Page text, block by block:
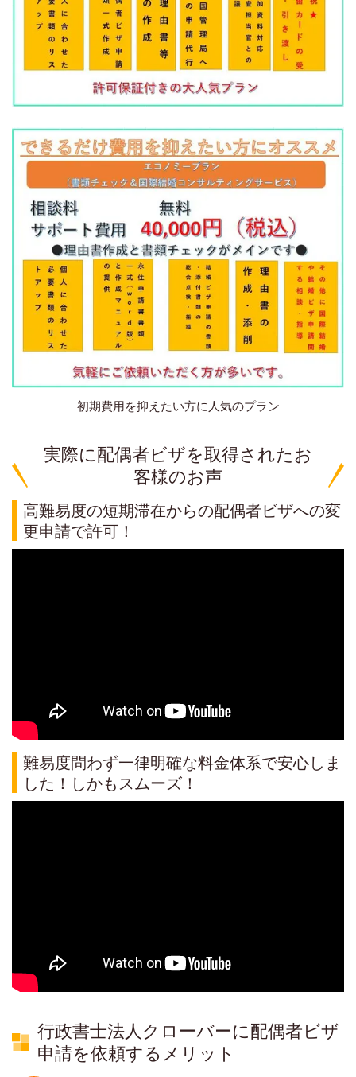
初期費用を抑えたい方に人気のプラン
実際に配偶者ビザを取得されたお
客様のお声
高難易度の短期滞在からの配偶者ビザへの変
更申請で許可！
難易度問わず一律明確な料金体系で安心しま
した！しかもスムーズ！
行政書士法人クローバーに配偶者ビザ
申請を依頼するメリット